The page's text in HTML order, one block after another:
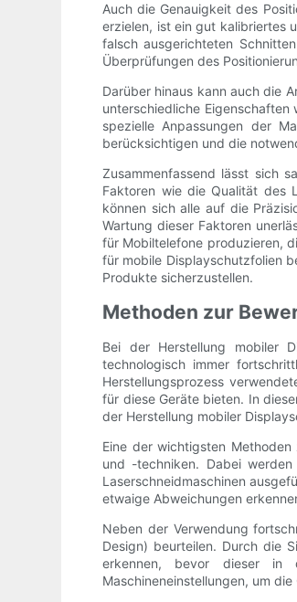
Auch die Genauigkeit des
erzielen, ist ein gut kalibriertes
falsch ausgerichteten
Überprüfungen des
Darüber hinaus kann auch die
unterschiedliche Eigenschaften
spezielle Anpassungen der
berücksichtigen und die
Zusammenfassend lässt sich
Faktoren wie die Qualität des
können sich alle auf die
Wartung dieser Faktoren
für Mobiltelefone produzieren,
für mobile Displayschutzfolien
Produkte sicherzustellen.
Methoden zur
Bei der Herstellung mobiler
technologisch immer
Herstellungsprozess
für diese Geräte bieten. In
der Herstellung mobiler
Eine der wichtigsten
und -techniken. Dabei
Laserschneidmaschinen
etwaige Abweichungen
Neben der Verwendung
Design) beurteilen. Durch die
erkennen, bevor dieser in
Maschineneinstellungen, um